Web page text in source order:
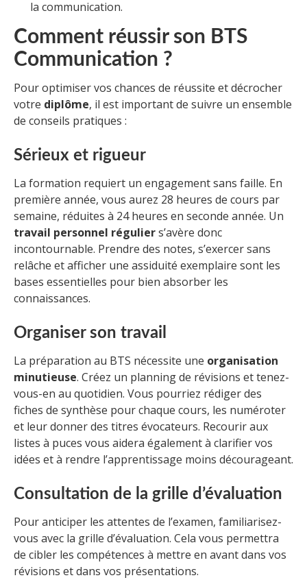
la communication.
Comment réussir son BTS
Communication ?
Pour optimiser vos chances de réussite et décrocher
votre diplôme, il est important de suivre un ensemble
de conseils pratiques :
Sérieux et rigueur
La formation requiert un engagement sans faille. En
première année, vous aurez 28 heures de cours par
semaine, réduites à 24 heures en seconde année. Un
travail personnel réguliers’avère donc
incontournable. Prendre des notes, s’exercer sans
relâche et afficher une assiduité exemplaire sont les
bases essentielles pour bien absorber les
connaissances.
Organiser son travail
La préparation au BTS nécessite une organisation
minutieuse. Créez un planning de révisions et tenez-
vous-en au quotidien. Vous pourriez rédiger des
fiches de synthèse pour chaque cours, les numéroter
et leur donner des titres évocateurs. Recourir aux
listes à puces vous aidera également à clarifier vos
idées et à rendre l’apprentissage moins décourageant.
Consultation de la grille d’évaluation
Pour anticiper les attentes de l’examen, familiarisez-
vous avec la grille d’évaluation. Cela vous permettra
de cibler les compétences à mettre en avant dans vos
révisions et dans vos présentations.